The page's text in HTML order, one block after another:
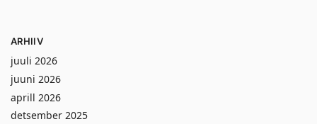
ARHIIV
juuli 2026
juuni 2026
aprill 2026
detsember 2025